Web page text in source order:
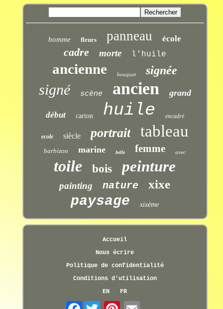
homme fleurs panneau école
cadre morte l'huile
ancienne bouquet signée
signé scène ancien grand
début carton huile encadré
ecole siècle portrait tableau
barbizon marine belle femme avec
toile bois peinture
painting nature xixe
paysage xixème
Accueil
Nous écrire
Politique de confidentialité
Conditions d'utilisation
EN
FR
Facebook